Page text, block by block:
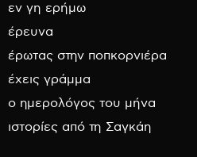
εν γη ερήμω
έρευνα
έρωτας στην ποπκορνιέρα
έχεις γράμμα
ο ημερολόγος του μήνα
ιστορίες από τη Σαγκάη